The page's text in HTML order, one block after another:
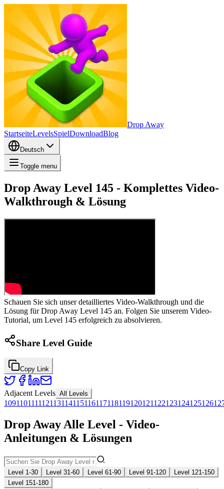
Drop Away
StartseiteLevelsSpielDownloadBlog
Deutsch
Toggle menu
Drop Away Level 145 - Komplettes Video-
Walkthrough & Lösung
Schauen Sie sich unser detailliertes Video-Walkthrough und die
Lösung für Drop Away Level 145 an. Folgen Sie unserem Video-
Tutorial, um Level 145 erfolgreich zu absolvieren.
Share Level Guide
Copy Link
Adjacent Levels All Levels
109110111112113114115116117118119120121122123124125126
Drop Away Alle Level - Video-
Anleitungen & Lösungen
Level 1-30 Level 31-60 Level 61-90 Level 91-120
Level 121-150
Level 151-180